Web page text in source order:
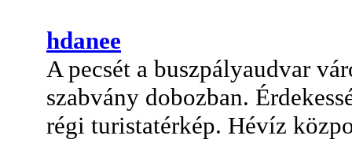
hdanee
A pecsét a buszpályaudvar
szabvány dobozban.
régi turistatérkép. Hévíz